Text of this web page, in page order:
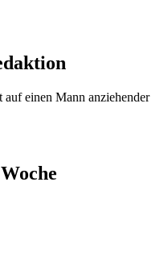
einen Mann anziehender